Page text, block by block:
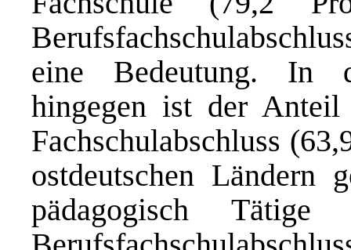
eine Bedeutung. In
hingegen ist der
Fachschulabschluss
ostdeutschen Ländern
pädagogisch